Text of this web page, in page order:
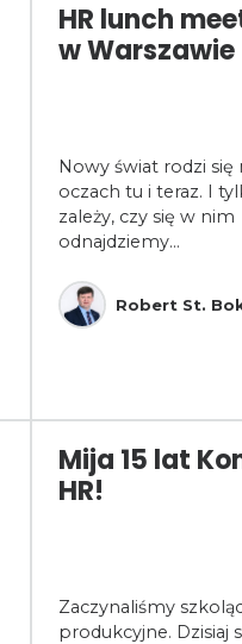
HR lunch
w Warszawie
Nowy świat rodzi się
oczach tu i teraz. I
zależy, czy się w nim
odnajdziemy...
Robert St.
Mija 15 lat
HR!
Zaczynaliśmy
produkcyjne. Dzisiaj